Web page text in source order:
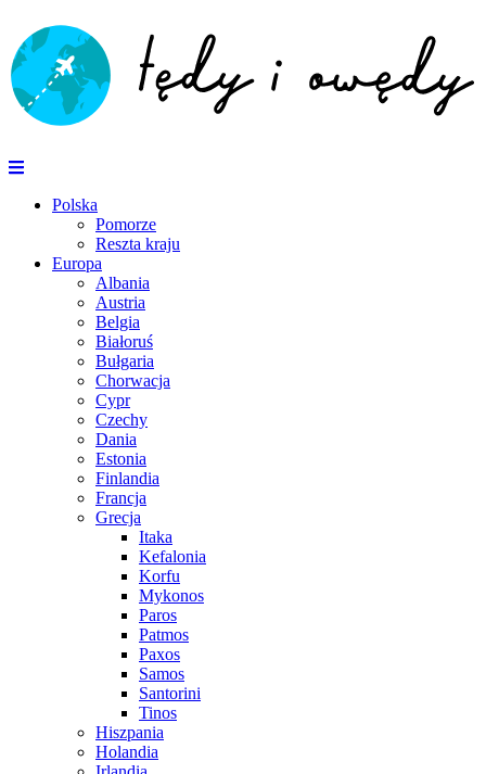
Polska
Pomorze
Reszta kraju
Europa
Albania
Austria
Belgia
Białoruś
Bułgaria
Chorwacja
Cypr
Czechy
Dania
Estonia
Finlandia
Francja
Grecja
Itaka
Kefalonia
Korfu
Mykonos
Paros
Patmos
Paxos
Samos
Santorini
Tinos
Hiszpania
Holandia